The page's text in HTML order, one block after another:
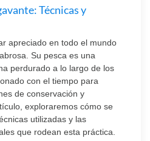
Técnicas y
apreciado en todo el mundo
Su pesca es una
perdurado a lo largo de los
con el tiempo para
de conservación y
exploraremos cómo se
utilizadas y las
que rodean esta práctica.